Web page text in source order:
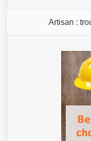
Artisan :